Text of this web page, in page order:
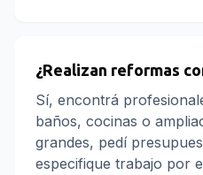
¿Realizan reformas
Sí, encontrá
baños, cocinas o
grandes, pedí
especifique trabajo por